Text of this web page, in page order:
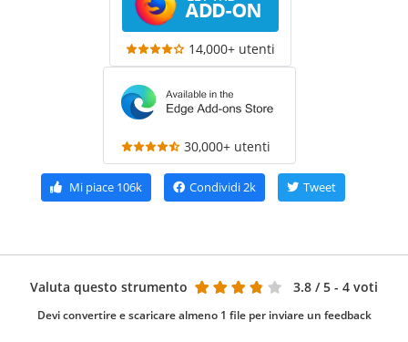
14,000+ utenti
30,000+ utenti
Mi piace 106k Condividi2k Tweet
Valuta questo strumento 3.8 / 5 - 4 voti
Devi convertire e scaricare almeno 1 file per inviare un feedback